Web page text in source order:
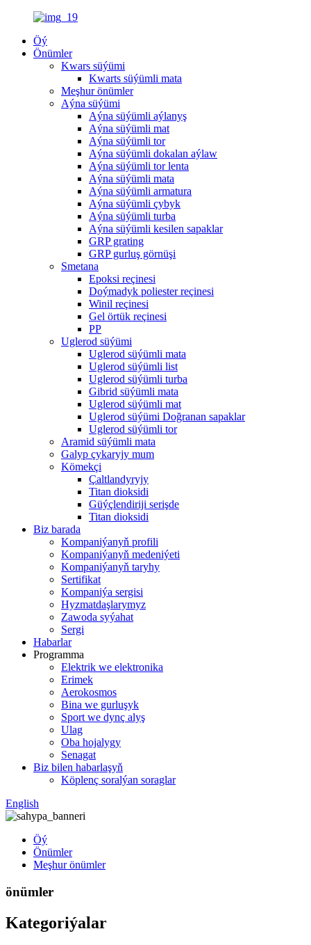
Öý
Önümler
Kwars süýümi
Kwarts süýümli mata
Meşhur önümler
Aýna süýümi
Aýna süýümli aýlanyş
Aýna süýümli mat
Aýna süýümli tor
Aýna süýümli dokalan aýlaw
Aýna süýümli tor lenta
Aýna süýümli mata
Aýna süýümli armatura
Aýna süýümli çybyk
Aýna süýümli turba
Aýna süýümli kesilen sapaklar
GRP grating
GRP gurluş görnüşi
Smetana
Epoksi reçinesi
Doýmadyk poliester reçinesi
Winil reçinesi
Gel örtük reçinesi
PP
Uglerod süýümi
Uglerod süýümli mata
Uglerod süýümli list
Uglerod süýümli turba
Gibrid süýümli mata
Uglerod süýümli mat
Uglerod süýümi Doğranan sapaklar
Uglerod süýümli tor
Aramid süýümli mata
Galyp çykaryjy mum
Kömekçi
Çaltlandyryjy
Titan dioksidi
Güýçlendiriji serişde
Titan dioksidi
Biz barada
Kompaniýanyň profili
Kompaniýanyň medeniýeti
Kompaniýanyň taryhy
Sertifikat
Kompaniýa sergisi
Hyzmatdaşlarymyz
Zawoda syýahat
Sergi
Habarlar
Programma
Elektrik we elektronika
Erimek
Aerokosmos
Bina we gurluşyk
Sport we dynç alyş
Ulag
Oba hojalygy
Senagat
Biz bilen habarlaşyň
Köplenç soralýan soraglar
English
Öý
Önümler
Meşhur önümler
önümler
Kategoriýalar